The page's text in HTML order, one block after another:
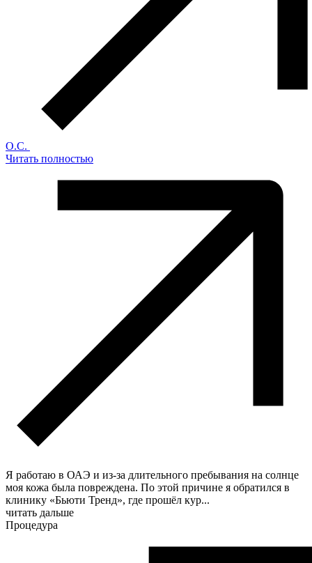
О.С.
Читать полностью
Я работаю в ОАЭ и из-за длительного пребывания на солнце
моя кожа была повреждена. По этой причине я обратился в
клинику «Бьюти Тренд», где прошёл кур...
читать дальше
Процедура